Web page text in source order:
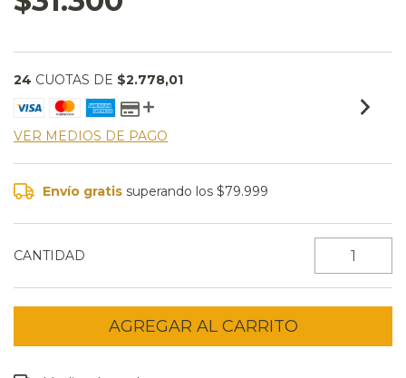
24 CUOTAS DE $2.778,01
VER MEDIOS DE PAGO
Envío gratis superando los$79.999
CANTIDAD